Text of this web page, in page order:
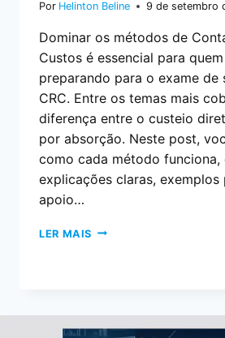
Por Helinton Beline 9 de setembro
Dominar os métodos de
Custos é essencial para
preparando para o exame de
CRC. Entre os temas mais
diferença entre o custeio
por absorção. Neste post,
como cada método funciona,
explicações claras, exemplos
apoio…
LER MAIS